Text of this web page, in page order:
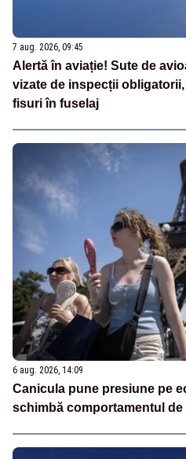
7 aug. 2026, 09:45
Alertă în aviație! Sute de
vizate de inspecții
fisuri în fuselaj
6 aug. 2026, 14:09
Canicula pune presiune pe
schimbă comportamentul de